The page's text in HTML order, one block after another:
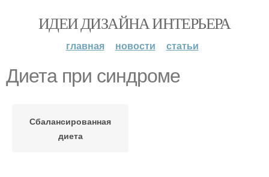
ИДЕИ ДИЗАЙНА ИНТЕРЬЕРА
главная новости статьи
Диета при синдроме
Сбалансированная
диета